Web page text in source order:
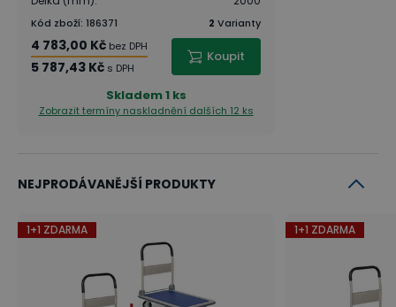
Kód zboží: 186371 2 Varianty
4 783,00 Kč bez DPH
5 787,43 Kč s DPH
Koupit
Skladem1 ks
Zobrazit termíny naskladnění dalších 12 ks
NEJPRODÁVANĚJŠÍ PRODUKTY
1+1 ZDARMA 1+1 ZDARMA